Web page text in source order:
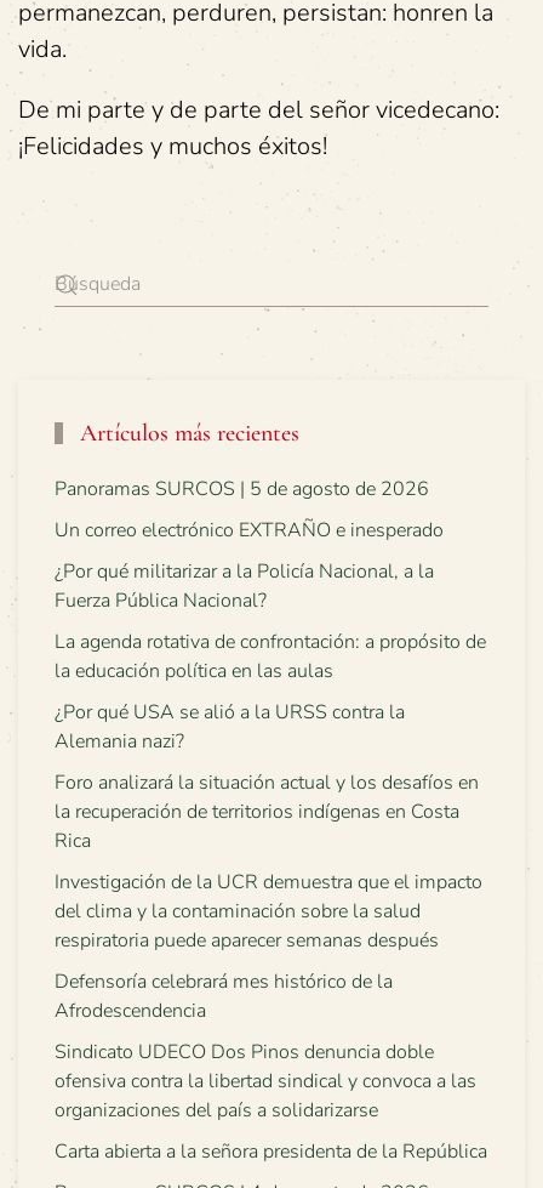
permanezcan, perduren, persistan: honren la
vida.
De mi parte y de parte del señor vicedecano:
¡Felicidades y muchos éxitos!
Artículos más recientes
Panoramas SURCOS | 5 de agosto de 2026
Un correo electrónico EXTRAÑO e inesperado
¿Por qué militarizar a la Policía Nacional, a la
Fuerza Pública Nacional?
La agenda rotativa de confrontación: a propósito de
la educación política en las aulas
¿Por qué USA se alió a la URSS contra la
Alemania nazi?
Foro analizará la situación actual y los desafíos en
la recuperación de territorios indígenas en Costa
Rica
Investigación de la UCR demuestra que el impacto
del clima y la contaminación sobre la salud
respiratoria puede aparecer semanas después
Defensoría celebrará mes histórico de la
Afrodescendencia
Sindicato UDECO Dos Pinos denuncia doble
ofensiva contra la libertad sindical y convoca a las
organizaciones del país a solidarizarse
Carta abierta a la señora presidenta de la República